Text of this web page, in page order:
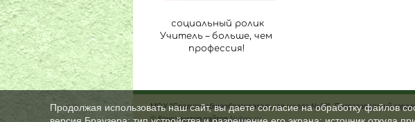
социальный ролик
Учитель – больше, чем
профессия!
МОУ "Средняя общеобразовательная школа №48", Петрозаводский
© Конструктор сайтовNubex.ru
Продолжая использовать наш сайт, вы даете согласие на обработку файлов